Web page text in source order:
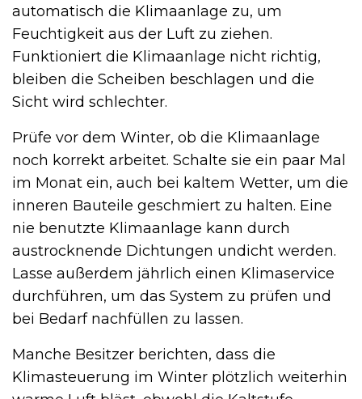
automatisch die Klimaanlage zu, um
Feuchtigkeit aus der Luft zu ziehen.
Funktioniert die Klimaanlage nicht richtig,
bleiben die Scheiben beschlagen und die
Sicht wird schlechter.
Prüfe vor dem Winter, ob die Klimaanlage
noch korrekt arbeitet. Schalte sie ein paar Mal
im Monat ein, auch bei kaltem Wetter, um die
inneren Bauteile geschmiert zu halten. Eine
nie benutzte Klimaanlage kann durch
austrocknende Dichtungen undicht werden.
Lasse außerdem jährlich einen Klimaservice
durchführen, um das System zu prüfen und
bei Bedarf nachfüllen zu lassen.
Manche Besitzer berichten, dass die
Klimasteuerung im Winter plötzlich weiterhin